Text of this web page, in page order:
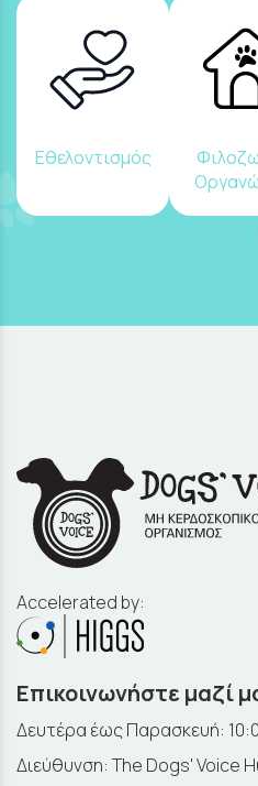
Εθελοντισμός
Accelerated by:
Επικοινωνήστε μαζί
Δευτέρα έως Παρασκευή:
Διεύθυνση: The Dogs' Voice